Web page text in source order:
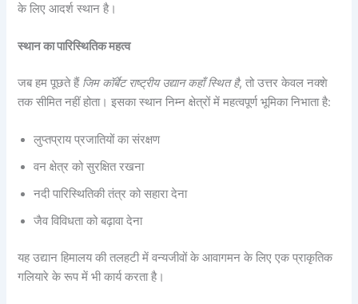
के लिए आदर्श स्थान है।
स्थान का पारिस्थितिक महत्व
जब हम पूछते हैं जिम कॉर्बेट राष्ट्रीय उद्यान कहाँ स्थित है, तो उत्तर केवल नक्शे
तक सीमित नहीं होता। इसका स्थान निम्न क्षेत्रों में महत्वपूर्ण भूमिका निभाता है:
लुप्तप्राय प्रजातियों का संरक्षण
वन क्षेत्र को सुरक्षित रखना
नदी पारिस्थितिकी तंत्र को सहारा देना
जैव विविधता को बढ़ावा देना
यह उद्यान हिमालय की तलहटी में वन्यजीवों के आवागमन के लिए एक प्राकृतिक
गलियारे के रूप में भी कार्य करता है।